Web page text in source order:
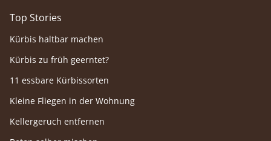
Top Stories
Kürbis haltbar machen
Kürbis zu früh geerntet?
11 essbare Kürbissorten
Kleine Fliegen in der Wohnung
Kellergeruch entfernen